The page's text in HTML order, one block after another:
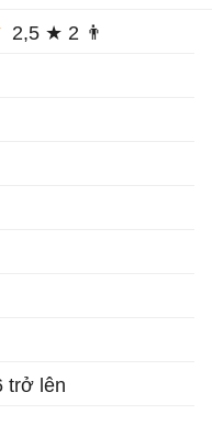
2,5 ★ 2 👨
trở lên